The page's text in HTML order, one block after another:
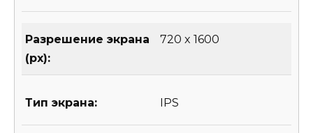
Разрешение экрана
(px):
720 x 1600
Тип экрана: IPS